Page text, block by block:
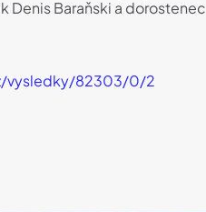
Denis Baraňski a dorostenec
vysledky/82303/0/2